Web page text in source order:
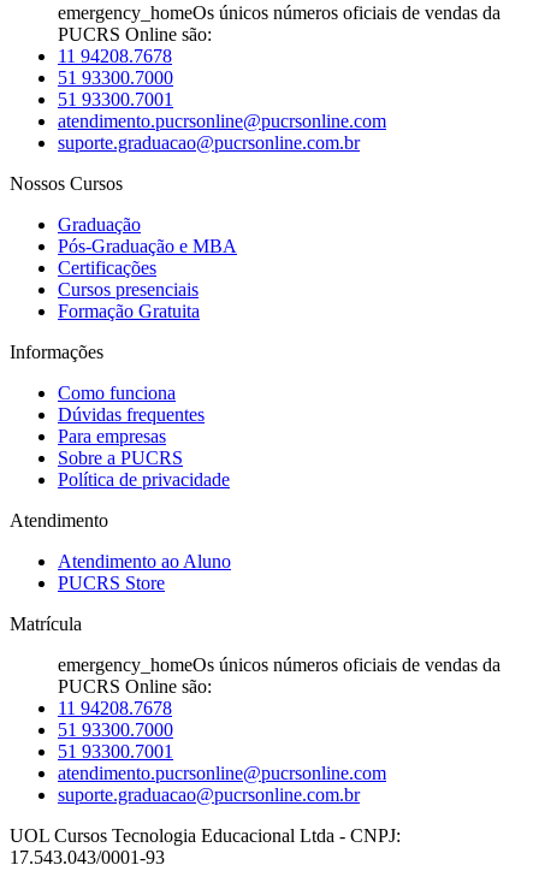
emergency_homeOs únicos números oficiais de vendas da
PUCRS Online são:
11 94208.7678
51 93300.7000
51 93300.7001
atendimento.pucrsonline@pucrsonline.com
suporte.graduacao@pucrsonline.com.br
Nossos Cursos
Graduação
Pós-Graduação e MBA
Certificações
Cursos presenciais
Formação Gratuita
Informações
Como funciona
Dúvidas frequentes
Para empresas
Sobre a PUCRS
Política de privacidade
Atendimento
Atendimento ao Aluno
PUCRS Store
Matrícula
emergency_homeOs únicos números oficiais de vendas da
PUCRS Online são:
11 94208.7678
51 93300.7000
51 93300.7001
atendimento.pucrsonline@pucrsonline.com
suporte.graduacao@pucrsonline.com.br
UOL Cursos Tecnologia Educacional Ltda - CNPJ:
17.543.043/0001-93